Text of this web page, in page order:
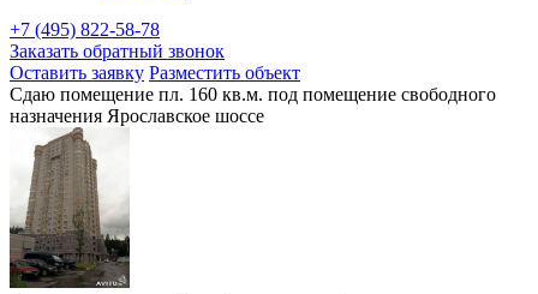
+7 (495) 822-58-78
Заказать обратный звонок
Оставить заявку Разместить объект
Сдаю помещение пл. 160 кв.м. под помещение свободного
назначения Ярославское шоссе